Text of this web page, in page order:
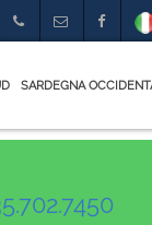
SARDEGNA